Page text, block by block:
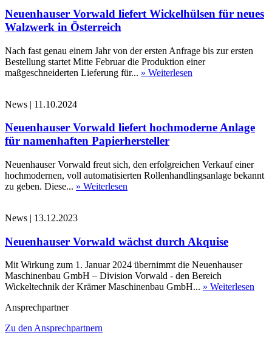
Neuenhauser Vorwald liefert Wickelhülsen für neues
Walzwerk in Österreich
Nach fast genau einem Jahr von der ersten Anfrage bis zur ersten
Bestellung startet Mitte Februar die Produktion einer
maßgeschneiderten Lieferung für... » Weiterlesen
News | 11.10.2024
Neuenhauser Vorwald liefert hochmoderne Anlage
für namenhaften Papierhersteller
Neuenhauser Vorwald freut sich, den erfolgreichen Verkauf einer
hochmodernen, voll automatisierten Rollenhandlingsanlage bekannt
zu geben. Diese... » Weiterlesen
News | 13.12.2023
Neuenhauser Vorwald wächst durch Akquise
Mit Wirkung zum 1. Januar 2024 übernimmt die Neuenhauser
Maschinenbau GmbH – Division Vorwald - den Bereich
Wickeltechnik der Krämer Maschinenbau GmbH... » Weiterlesen
Ansprechpartner
Zu den Ansprechpartnern